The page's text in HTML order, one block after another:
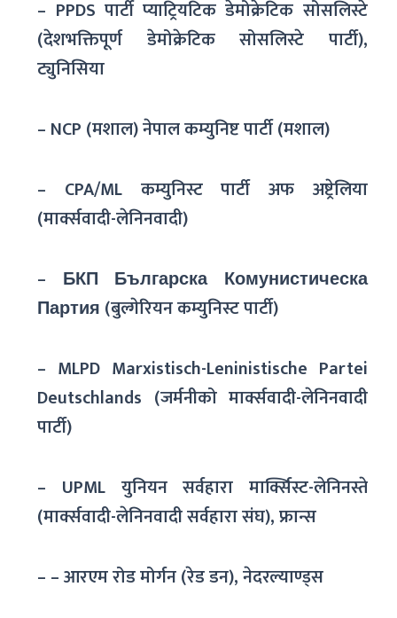
– PPDS पार्टी प्याट्रियटिक डेमोक्रेटिक सोसलिस्टे
(देशभक्तिपूर्ण डेमोक्रेटिक सोसलिस्टे पार्टी),
ट्युनिसिया
– NCP (मशाल) नेपाल कम्युनिष्ट पार्टी (मशाल)
– CPA/ML कम्युनिस्ट पार्टी अफ अष्ट्रेलिया
(मार्क्सवादी-लेनिनवादी)
– БКП Българска Комунистическа
Партия (बुल्गेरियन कम्युनिस्ट पार्टी)
– MLPD Marxistisch-Leninistische Partei
Deutschlands (जर्मनीको मार्क्सवादी-लेनिनवादी
पार्टी)
– UPML युनियन सर्वहारा मार्क्सिस्ट-लेनिनस्ते
(मार्क्सवादी-लेनिनवादी सर्वहारा संघ), फ्रान्स
– – आरएम रोड मोर्गन (रेड डन), नेदरल्याण्ड्स